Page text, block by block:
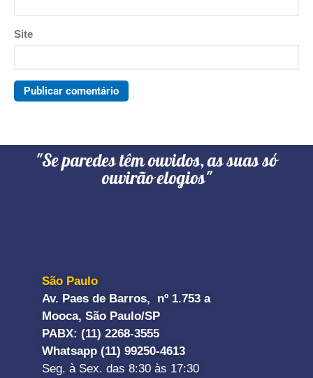
Site
"Se paredes têm ouvidos, as suas só
ouvirão elogios"
São Paulo
Av. Paes de Barros, nº 1.753 a
Mooca, São Paulo/SP
PABX: (11) 2268-3555
Whatsapp (11) 99250-4613
Seg. à Sex. das 8:30 às 17:30